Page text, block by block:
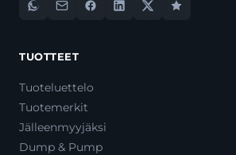
TUOTTEET
Tuoteluettelo
Tuotemerkit
Jälleenmyyjäksi
Dump & Pump